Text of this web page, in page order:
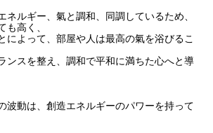
ネルギー、氣と調和、同調しているため、
も高く、
によって、部屋や人は最高の氣を浴びるこ
ンスを整え、調和で平和に満ちた心へと導
波動は、創造エネルギーのパワーを持って